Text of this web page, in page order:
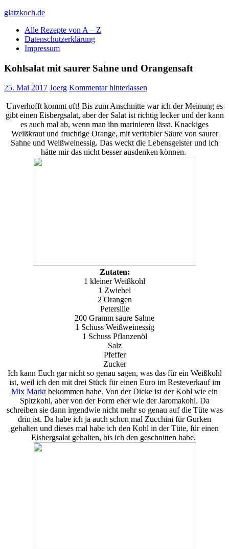
Skip
content
glatzkoch.de
Kochen für Doofe und Genießer
Alle Rezepte von A – Z
Datenschutzerklärung
Impressum
Kohlsalat mit saurer Sahne und Orangensaft
25. Mai 2017 Joerg Kommentar hinterlassen
Unverhofft kommt oft! Bis zum Anschnitte war ich der Meinung es
gibt einen Eisbergsalat, aber der Salat ist richtig lecker und der kann
es auch mal ab, wenn man ihn marinieren lässt. Knackiges
Weißkraut und fruchtige Orange, mit veritabler Säure von saurer
Sahne und Weißweinessig. Das weckt die Lebensgeister und ich
hätte mir das nicht besser ausdenken können.
Zutaten:
1 kleiner Weißkohl
1 Zwiebel
2 Orangen
Petersilie
200 Gramm saure Sahne
1 Schuss Weißweinessig
1 Schuss Pflanzenöl
Salz
Pfeffer
Zucker
Ich kann Euch gar nicht so genau sagen, was das für ein Weißkohl
ist, weil ich den mit drei Stück für einen Euro im Resteverkauf im
Mix Marktbekommen habe. Von der Dicke ist der Kohl wie ein
Spitzkohl, aber von der Form eher wie der Jaromakohl. Da
schreiben sie dann irgendwie nicht mehr so genau auf die Tüte was
drin ist. Da habe ich ja auch schon mal Zucchini für Gurken
gehalten und dieses mal habe ich den Kohl in der Tüte, für einen
Eisbergsalat gehalten, bis ich den geschnitten habe.